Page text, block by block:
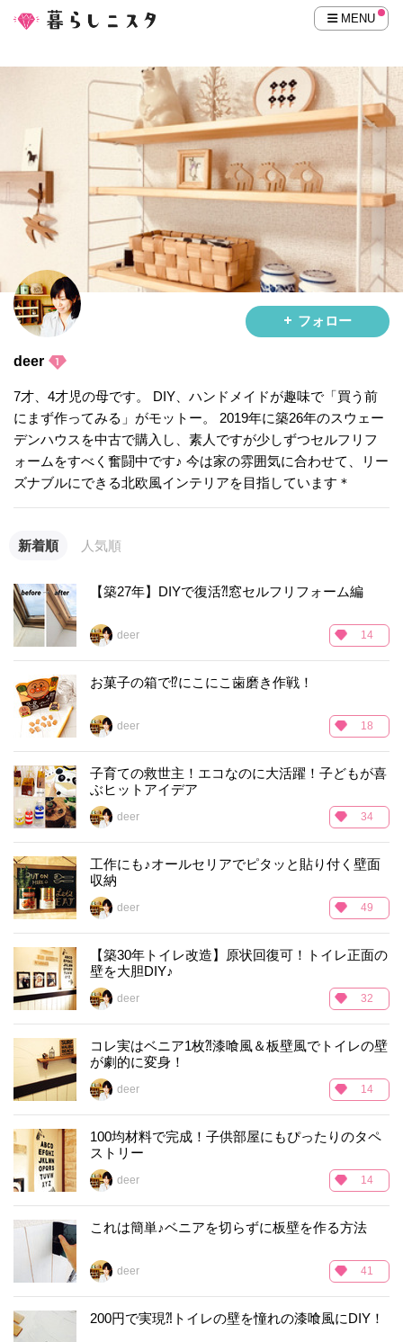
MENU
フォロー
deer
7才、4才児の母です。 DIY、ハンドメイドが趣味で「買う前
にまず作ってみる」がモットー。 2019年に築26年のスウェー
デンハウスを中古で購入し、素人ですが少しずつセルフリフ
ォームをすべく奮闘中です♪ 今は家の雰囲気に合わせて、リー
ズナブルにできる北欧風インテリアを目指しています＊
新着順 人気順
【築27年】DIYで復活⁈窓セルフリフォーム編
deer 14
お菓子の箱で⁉︎にこにこ歯磨き作戦！
deer 18
子育ての救世主！エコなのに大活躍！子どもが喜
ぶヒットアイデア
deer 34
工作にも♪オールセリアでピタッと貼り付く壁面
収納
deer 49
【築30年トイレ改造】原状回復可！トイレ正面の
壁を大胆DIY♪
deer 32
コレ実はベニア1枚⁈漆喰風＆板壁風でトイレの壁
が劇的に変身！
deer 14
100均材料で完成！子供部屋にもぴったりのタペ
ストリー
deer 14
これは簡単♪ベニアを切らずに板壁を作る方法
deer 41
200円で実現⁈トイレの壁を憧れの漆喰風にDIY！